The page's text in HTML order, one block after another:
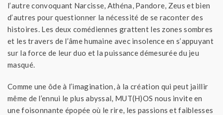
l’autre convoquant Narcisse, Athéna, Pandore, Zeus et bien
d’autres pour questionner la nécessité de se raconter des
histoires. Les deux comédiennes grattent les zones sombres
et les travers de l’âme humaine avec insolence en s’appuyant
sur la force de leur duo et la puissance démesurée du jeu
masqué.
Comme une ôde à l’imagination, à la création qui peut jaillir
même de l’ennui le plus abyssal, MUT(H)OS nous invite en
une foisonnante épopée où le rire, les passions et faiblesses